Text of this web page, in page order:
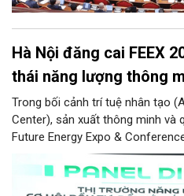
Hà Nội đăng cai FEEX
thái năng lượng thông
Trong bối cảnh trí tuệ nhân tạo
Center), sản xuất thông minh và
Future Energy Expo &
ra mắt với kỳ vọng trở thành
đổi mới công nghệ và phát triển